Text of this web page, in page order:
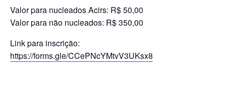
Valor para nucleados Acirs: R$ 50,00
Valor para não nucleados: R$ 350,00
Link para inscrição:
https://forms.gle/CCePNcYMtvV3UKsx8